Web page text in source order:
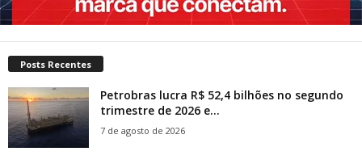
Posts Recentes
Petrobras lucra R$ 52,4 bilhões no segundo
trimestre de 2026 e...
7 de agosto de 2026